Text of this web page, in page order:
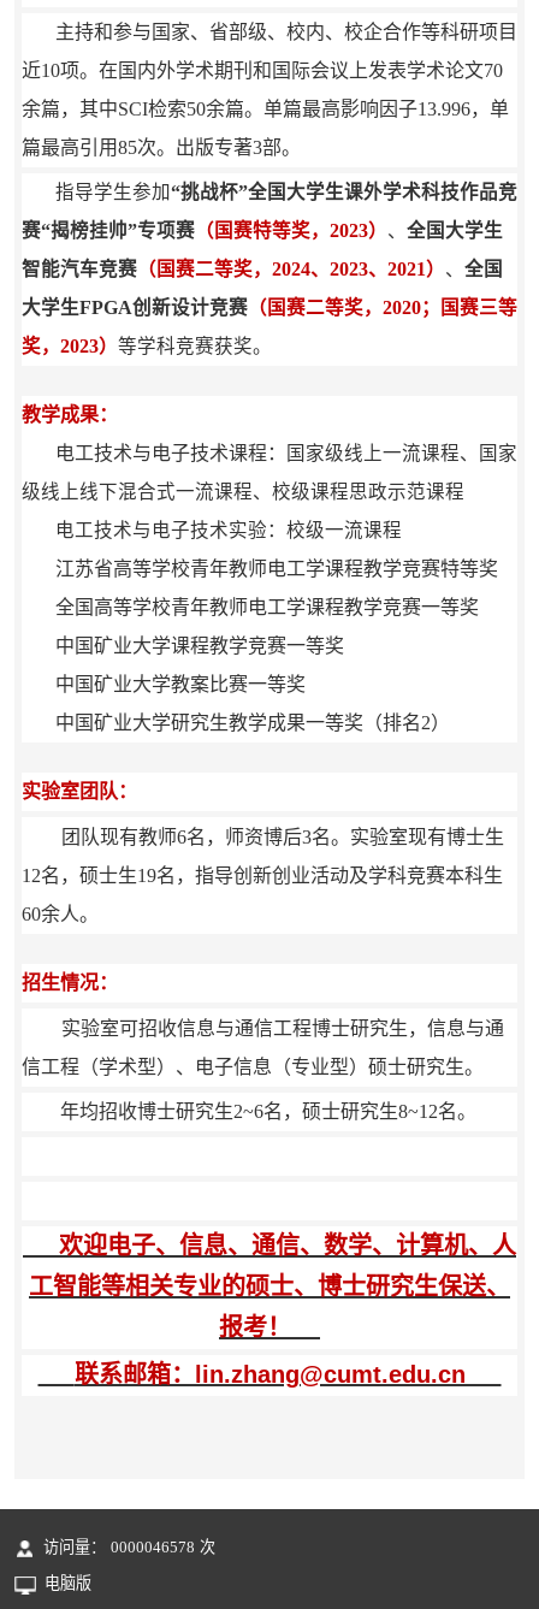
主持和参与国家、省部级、校内、校企合作等科研项目
近10项。在国内外学术期刊和国际会议上发表学术论文70
余篇，其中SCI检索50余篇。单篇最高影响因子13.996，单
篇最高引用85次。出版专著3部。
指导学生参加“挑战杯”全国大学生课外学术科技作品竞
赛“揭榜挂帅”专项赛（国赛特等奖，2023） 、 全国大学生
智能汽车竞赛（国赛二等奖，2024、2023、2021） 、 全国
大学生FPGA创新设计竞赛（国赛二等奖，2020；国赛三等
奖，2023） 等学科竞赛获奖。
教学成果：
电工技术与电子技术课程：
国家级线上一流课程、
国家
级线上线下混合式一流课程、校级课程思政示范课程
电工技术与电子技术实验：校级一流课程
江苏省高等学校青年教师电工学课程教学竞赛特等奖
全国高等学校青年教师电工学课程教学竞赛一等奖
中国矿业大学课程教学竞赛一等奖
中国矿业大学教案比赛一等奖
中国矿业大学研究生教学成果一等奖（排名2）
实验室团队：
团队现有教师6名，师资博后3名。实验室现有博士生
12名，硕士生19名，指导创新创业活动及学科竞赛本科生
60余人。
招生情况：
实验室可招收信息与通信工程博士研究生，信息与通
信工程（学术型）、电子信息（专业型）硕士研究生。
年均招收博士研究生2~6名，硕士研究生8~12名。
欢迎电子、信息、通信、数学、计算机、人
工智能等相关专业的硕士、博士研究生保送、
报考！
联系邮箱：lin.zhang@cumt.edu.cn
访问量： 0000046578 次
电脑版